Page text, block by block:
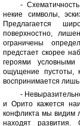
-
некие символы,
Предлагается
поверхностно,
ограничены
предстает скорее
героями
ощущение пустоты,
воспринимается
-
и Орито кажется
конфликта мы видим
находят развития.